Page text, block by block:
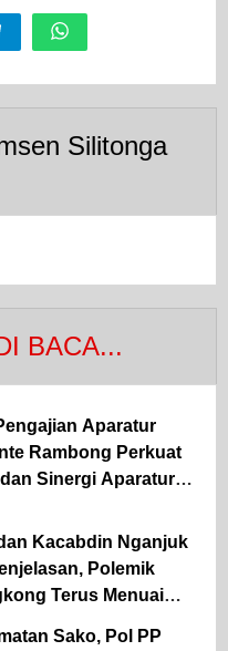
Silitonga
BACA...
Aparatur
Rambong Perkuat
Sinergi Aparatur
Kacabdin Nganjuk
Polemik
Terus Menuai
Sako, Pol PP